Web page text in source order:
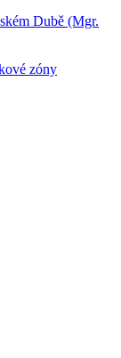
Dubě (Mgr.
zóny